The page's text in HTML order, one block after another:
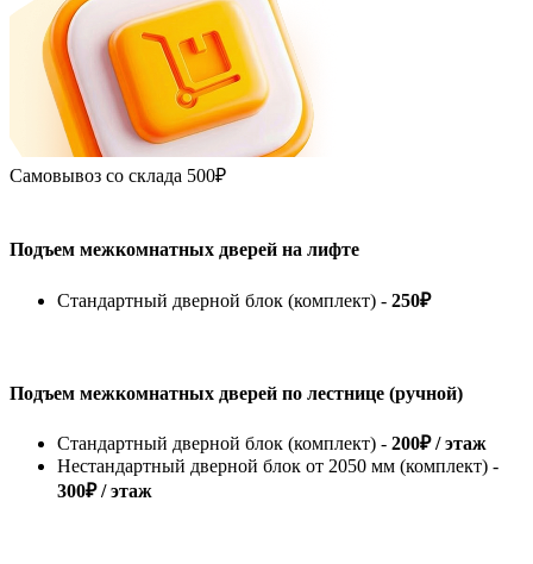
Самовывоз со склада 500₽
Подъем межкомнатных дверей на лифте
Стандартный дверной блок (комплект) - 250₽
Подъем межкомнатных дверей по лестнице (ручной)
Стандартный дверной блок (комплект) - 200₽ / этаж
Нестандартный дверной блок от 2050 мм (комплект) -
300₽ / этаж